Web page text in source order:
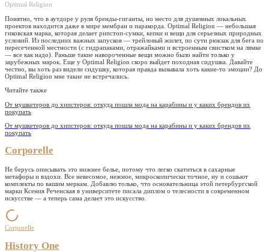
Optimal Religion
Понятно, что в аутдоре у руля бренды-гиганты, но место для душевных локальных
проектов находится даже в мире мембран и паракорда. Optimal Religion — небольшая
гиковская марка, которая делает рипстоп-сумки, кепки и вещи для серьезных природных
условий. Из последних важных запусков — трейловый жилет, по сути рюкзак для бега по
пересеченной местности (с гидрапаками, отражайками и встроенным свистком на лямке
— все как надо). Раньше такие навороченные вещи можно было найти только у
зарубежных марок. Еще у Optimal Religion скоро выйдет походная сидушка. Давайте
честно, вы хоть раз видели сидушку, которая правда вызывала хоть какие-то эмоции? До
Optimal Religion мне такие не встречались.
Читайте также
От мушкетеров до хипстеров: откуда пошла мода на карабины и у каких брендов их
покупать
От мушкетеров до хипстеров: откуда пошла мода на карабины и у каких брендов их
покупать
Corporelle
Не берусь описывать это нижнее белье, потому что легко скатиться в сахарные
метафоры и вздохи. Все невесомое, нежное, микроскопически точное, ну и сошьют
комплекты по вашим меркам. Добавлю только, что основательница этой петербургской
марки Ксения Реченская в университете писала диплом о телесности в современном
искусстве — а теперь сама делает это искусство.
Corporelle
History One